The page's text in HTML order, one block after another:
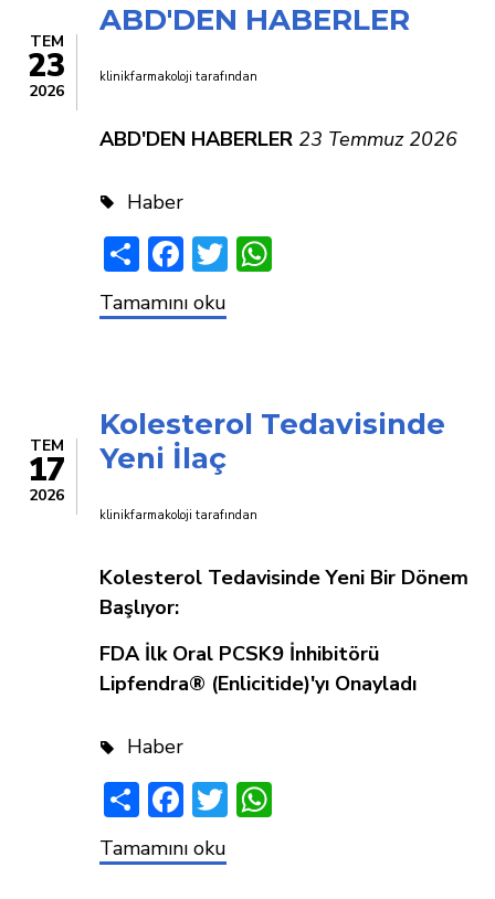
TEM
23
2026
ABD'DEN HABERLER
klinikfarmakoloji tarafından
ABD'DEN HABERLER 23 Temmuz 2026
Haber
ShareFacebook
Twitter
ABD'DEN
HABERLER
Tamamını oku
TEM
17
2026
Kolesterol Tedavisinde
Yeni İlaç
klinikfarmakoloji tarafından
Kolesterol Tedavisinde Yeni Bir Dönem
Başlıyor:
FDA İlk Oral PCSK9 İnhibitörü
Lipfendra® (Enlicitide)'yı Onayladı
Haber
ShareFacebook
Twitter
Kolesterol
Tedavisinde
Tamamını oku